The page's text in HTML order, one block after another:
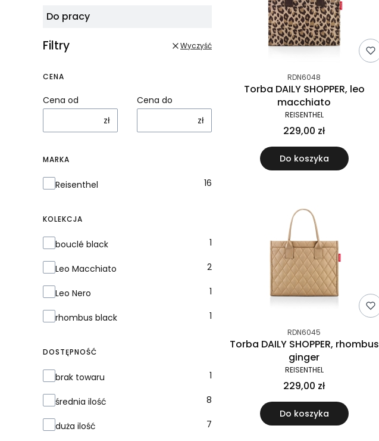
Do pracy
Filtry Wyczyść
CENA
Cena od
zł
Cena do
zł
MARKA
Marka
Reisenthel 16
KOLEKCJA
Kolekcja
bouclé black 1
Leo Macchiato 2
Leo Nero 1
rhombus black 1
DOSTĘPNOŚĆ
Dostępność
brak towaru 1
średnia ilość 8
duża ilość 7
RDN6048
Torba DAILY SHOPPER, leo
macchiato
REISENTHEL
229,00 zł
Do koszyka
RDN6045
Torba DAILY SHOPPER, rhombus
ginger
REISENTHEL
229,00 zł
Do koszyka